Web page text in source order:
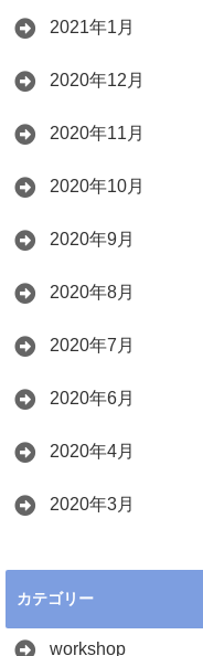
2021年1月
2020年12月
2020年11月
2020年10月
2020年9月
2020年8月
2020年7月
2020年6月
2020年4月
2020年3月
カテゴリー
workshop